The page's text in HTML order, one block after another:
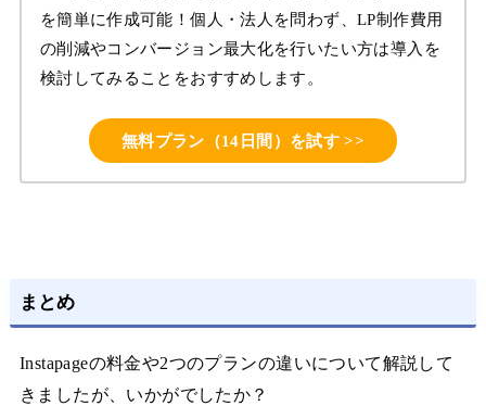
を簡単に作成可能！個人・法人を問わず、LP制作費用
の削減やコンバージョン最大化を行いたい方は導入を
検討してみることをおすすめします。
無料プラン（14日間）を試す >>
まとめ
Instapageの料金や2つのプランの違いについて解説して
きましたが、いかがでしたか？